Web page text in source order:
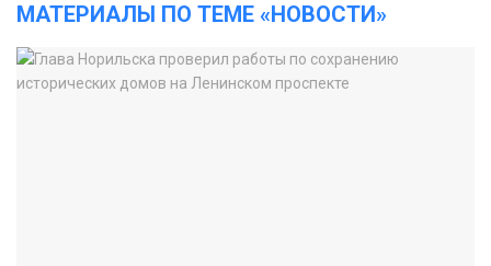
МАТЕРИАЛЫ ПО ТЕМЕ «НОВОСТИ»